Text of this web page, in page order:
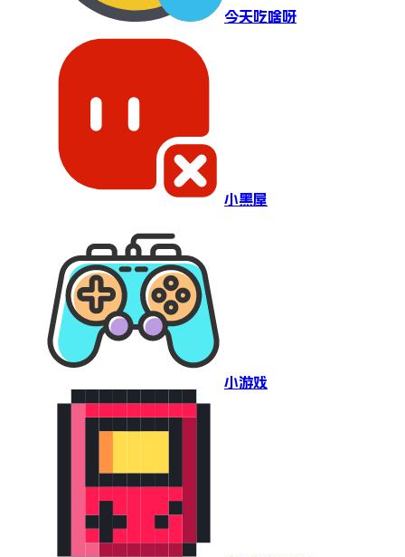
今天吃啥呀
小黑屋
小游戏